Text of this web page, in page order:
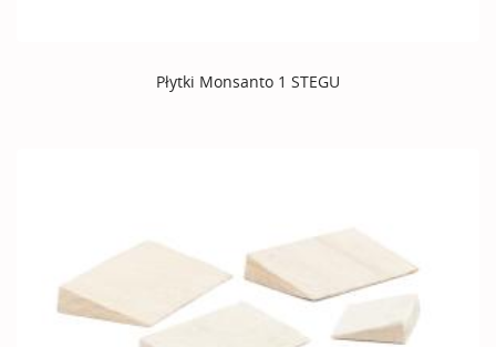
Płytki Monsanto 1 STEGU